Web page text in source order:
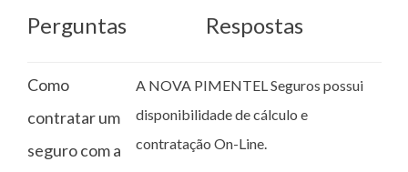
Perguntas Respostas
Como
contratar um
seguro com a
A NOVA PIMENTEL Seguros possui
disponibilidade de cálculo e
contratação On-Line.